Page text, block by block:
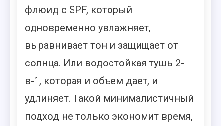
флюид с SPF, который
одновременно увлажняет,
выравнивает тон и защищает от
солнца. Или водостойкая тушь 2-
в-1, которая и объем дает, и
удлиняет. Такой минималистичный
подход не только экономит время,